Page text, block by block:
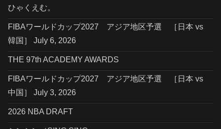
ひゃくえむ。
FIBAワールドカップ2027 アジア地区予選 ［日本 vs
韓国］ July 6, 2026
THE 97th ACADEMY AWARDS
FIBAワールドカップ2027 アジア地区予選 ［日本 vs
中国］ July 3, 2026
2026 NBA DRAFT